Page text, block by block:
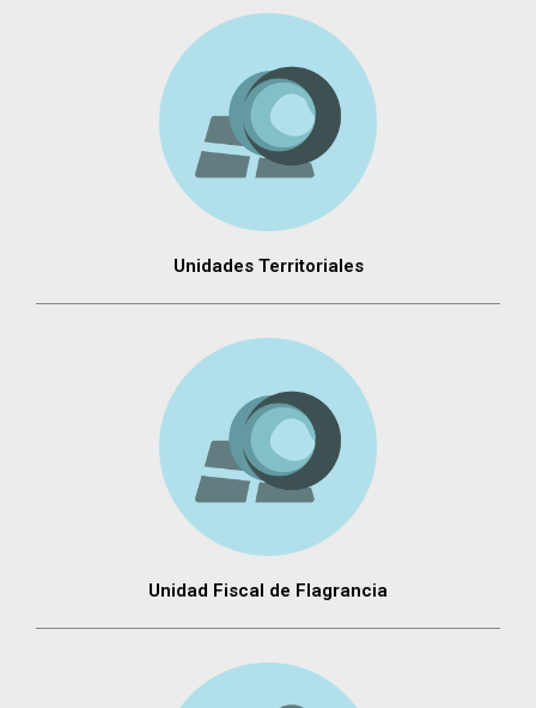
Unidades Territoriales
Unidad Fiscal de Flagrancia